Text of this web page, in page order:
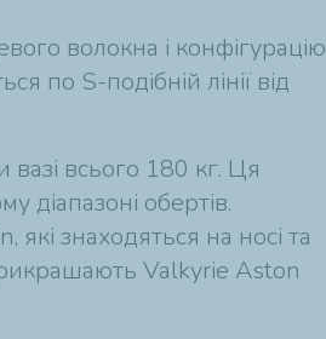
волокна і конфігурацію
по S-подібній лінії від
всього 180 кг. Ця
діапазоні обертів.
знаходяться на носі та
Valkyrie Aston